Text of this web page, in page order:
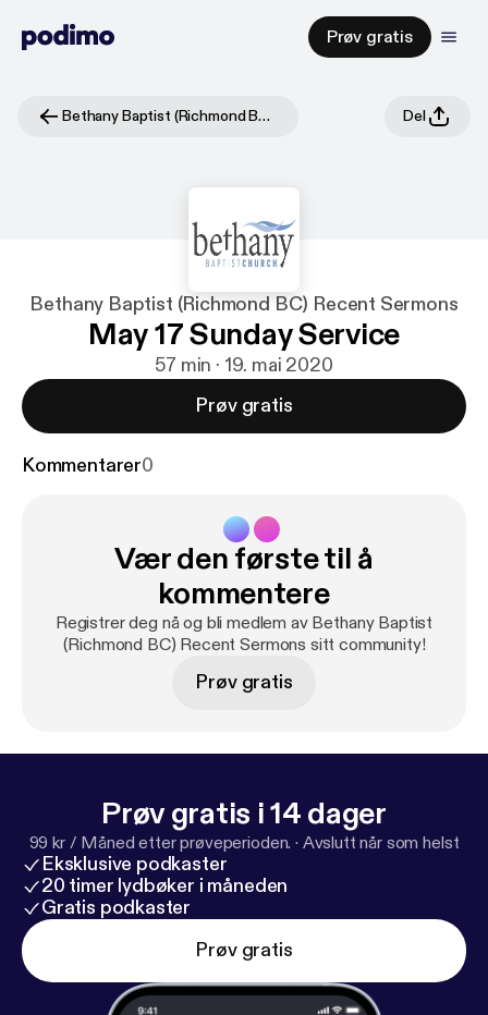
Prøv gratis
Bethany Baptist (Richmond BC) Recent Sermons Del
Bethany Baptist (Richmond BC) Recent Sermons
May 17 Sunday Service
57 min · 19. mai 2020
Prøv gratis
Kommentarer0
Vær den første til å
kommentere
Registrer deg nå og bli medlem av Bethany Baptist
(Richmond BC) Recent Sermons sitt community!
Prøv gratis
Prøv gratis i 14 dager
99 kr / Måned etter prøveperioden. · Avslutt når som helst
Eksklusive podkaster
20 timer lydbøker i måneden
Gratis podkaster
Prøv gratis